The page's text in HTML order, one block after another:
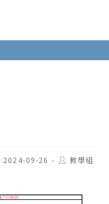
2024-09-26
Post教學組